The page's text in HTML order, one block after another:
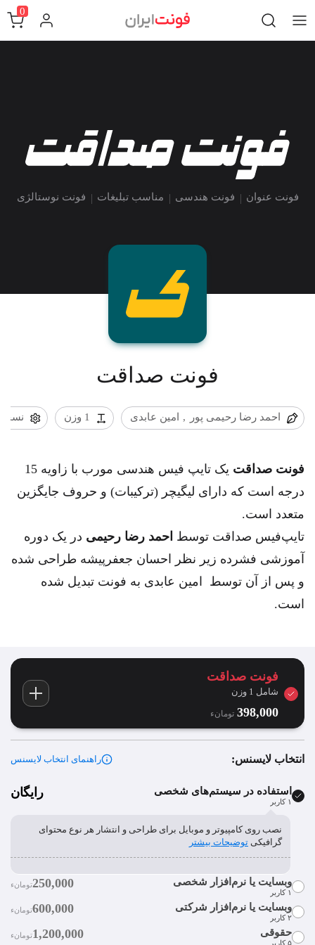
0
فونت عنوان فونت هندسی مناسب تبلیغات فونت نوستالژی
فونت صداقت
احمد رضا رحیمی پور امین عابدی 1 وزن نسخه
فونت صداقت
یک تایپ فیس هندسی مورب با زاویه 15
درجه است که دارای لیگیچر (ترکیبات) و حروف جایگزین
متعدد است.
تایپ‌فیس صداقت توسط احمد رضا رحیمی در یک دوره
آموزشی فشرده زیر نظر احسان جعفرپیشه طراحی شده
و پس از آن توسط امین عابدی به فونت تبدیل شده
است.
فونت صداقت
شامل 1 وزن
398,000 تومان‫ء‬
انتخاب لایسنس: راهنمای انتخاب لایسنس
استفاده در سیستم‌های شخصی
۱ کاربر
رایگان
نصب روی کامپیوتر و موبایل برای طراحی و انتشار هر نوع محتوای
گرافیکی توضیحات بیشتر
وبسایت یا نرم‌افزار شخصی
۱ کاربر
250,000تومان‫ء‬‫
قراردادن فایل فونت در سورس وبسایت یا نرم‌افزار شخصی.
بیشتر
وبسایت یا نرم‌افزار شرکتی
٢ کاربر
600,000تومان‫ء‬‫
حقوقی
۵ کاربر
1,200,000تومان‫ء‬‫